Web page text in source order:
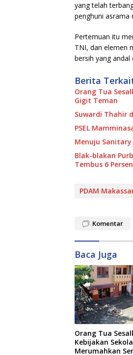
yang telah
penghuni asrama
Pertemuan itu
TNI, dan elemen
bersih yang andal
Berita
Orang Tua
Gigit Teman
Suwardi Thahir
PSEL
Menuju Sanitary
Blak-blakan
Tembus 6 Persen
PDAM
Komentar
Baca Juga
Orang Tua
Kebijakan
Merumahkan